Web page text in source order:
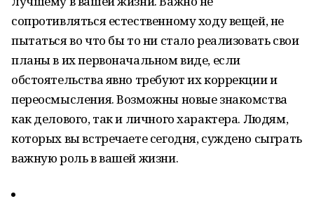
сопротивляться естественному ходу вещей, не
пытаться во что бы то ни стало реализовать свои
планы в их первоначальном виде, если
обстоятельства явно требуют их коррекции и
переосмысления. Возможны новые знакомства
как делового, так и личного характера. Людям,
которых вы встречаете сегодня, суждено сыграть
важную роль в вашей жизни.